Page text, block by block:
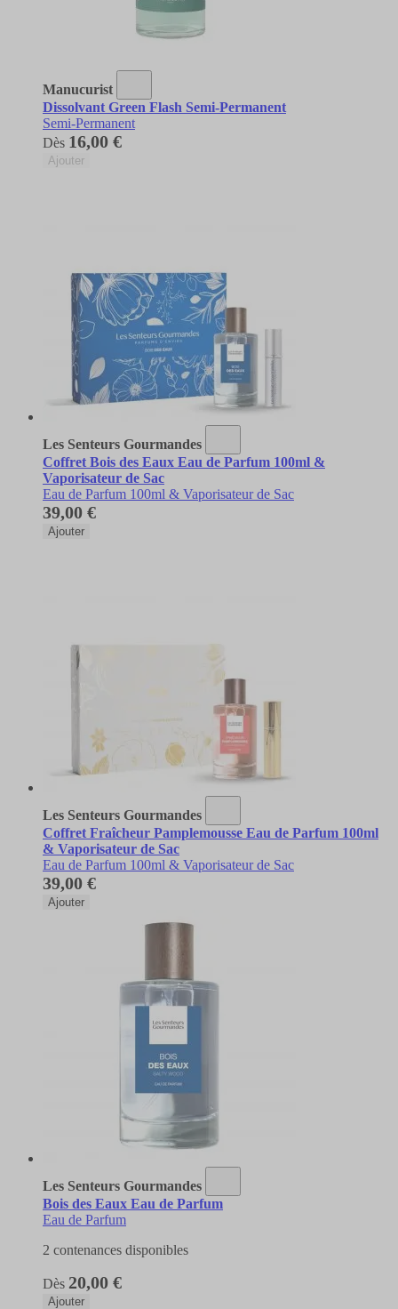
Manucurist
Dissolvant Green Flash Semi-Permanent
Semi-Permanent
Dès 16,00 €
Ajouter
Les Senteurs Gourmandes
Coffret Bois des Eaux Eau de Parfum 100ml &
Vaporisateur de Sac
Eau de Parfum 100ml & Vaporisateur de Sac
39,00 €
Ajouter
Les Senteurs Gourmandes
Coffret Fraîcheur Pamplemousse Eau de Parfum 100ml
& Vaporisateur de Sac
Eau de Parfum 100ml & Vaporisateur de Sac
39,00 €
Ajouter
Les Senteurs Gourmandes
Bois des Eaux Eau de Parfum
Eau de Parfum
2 contenances disponibles
Dès 20,00 €
Ajouter